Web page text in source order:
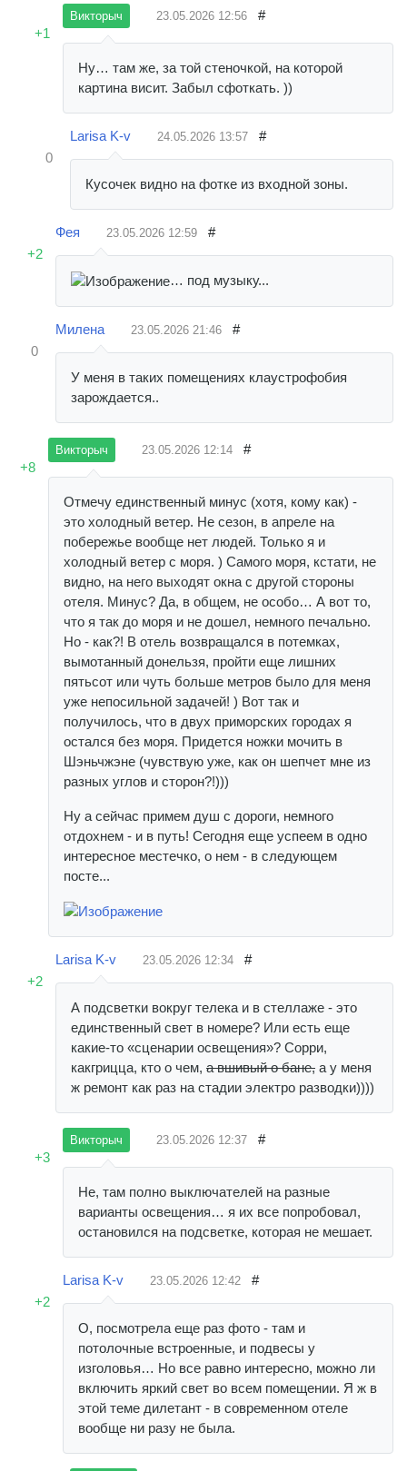
+1
Викторыч 23.05.2026 12:56 #
Ну… там же, за той стеночкой, на которой
картина висит. Забыл сфоткать. ))
0
Larisa K-v 24.05.2026 13:57 #
Кусочек видно на фотке из входной зоны.
+2
Фея 23.05.2026 12:59 #
… под музыку...
0
Милена 23.05.2026 21:46 #
У меня в таких помещениях клаустрофобия
зарождается..
+8
Викторыч 23.05.2026 12:14 #
Отмечу единственный минус (хотя, кому как) -
это холодный ветер. Не сезон, в апреле на
побережье вообще нет людей. Только я и
холодный ветер с моря. ) Самого моря, кстати, не
видно, на него выходят окна с другой стороны
отеля. Минус? Да, в общем, не особо… А вот то,
что я так до моря и не дошел, немного печально.
Но - как?! В отель возвращался в потемках,
вымотанный донельзя, пройти еще лишних
пятьсот или чуть больше метров было для меня
уже непосильной задачей! ) Вот так и
получилось, что в двух приморских городах я
остался без моря. Придется ножки мочить в
Шэньчжэне (чувствую уже, как он шепчет мне из
разных углов и сторон?!)))
Ну а сейчас примем душ с дороги, немного
отдохнем - и в путь! Сегодня еще успеем в одно
интересное местечко, о нем - в следующем
посте...
+2
Larisa K-v 23.05.2026 12:34 #
А подсветки вокруг телека и в стеллаже - это
единственный свет в номере? Или есть еще
какие-то «сценарии освещения»? Сорри,
какгрицца, кто о чем, а вшивый о бане, а у меня
ж ремонт как раз на стадии электро разводки))))
+3
Викторыч 23.05.2026 12:37 #
Не, там полно выключателей на разные
варианты освещения… я их все попробовал,
остановился на подсветке, которая не мешает.
+2
Larisa K-v 23.05.2026 12:42 #
О, посмотрела еще раз фото - там и
потолочные встроенные, и подвесы у
изголовья… Но все равно интересно, можно ли
включить яркий свет во всем помещении. Я ж в
этой теме дилетант - в современном отеле
вообще ни разу не была.